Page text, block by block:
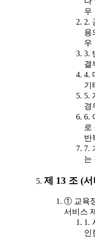
우
2.
용
우
3.
결
4.
기
5.
경
6.
로
반
7.
는
제 13 조 (
① 교육
서비스
1.
인